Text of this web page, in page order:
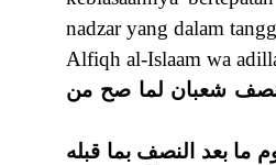
nadzar yang dalam
Alfiqh al-Islaam wa
نصف شعبان لما صح من
ما بعد النصف بما قبله